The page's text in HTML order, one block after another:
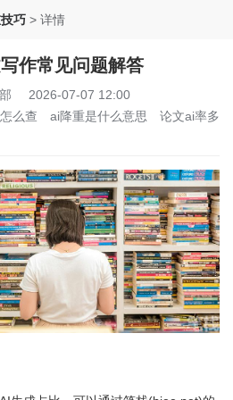
巧 > 详情
作常见问题解答
2026-07-07 12:00
么查 ai降重是什么意思
论文ai率多